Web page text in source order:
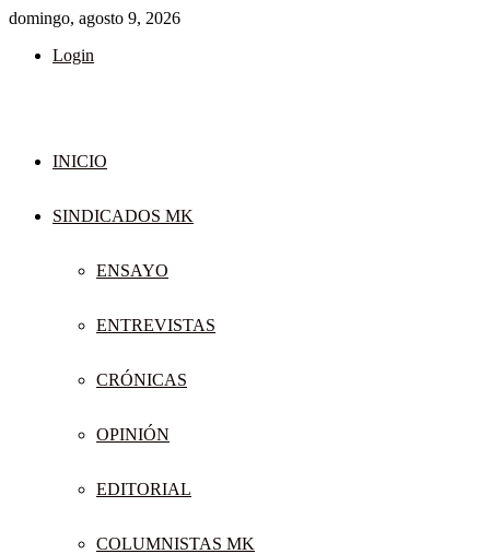
domingo, agosto 9, 2026
Login
INICIO
SINDICADOS MK
ENSAYO
ENTREVISTAS
CRÓNICAS
OPINIÓN
EDITORIAL
COLUMNISTAS MK